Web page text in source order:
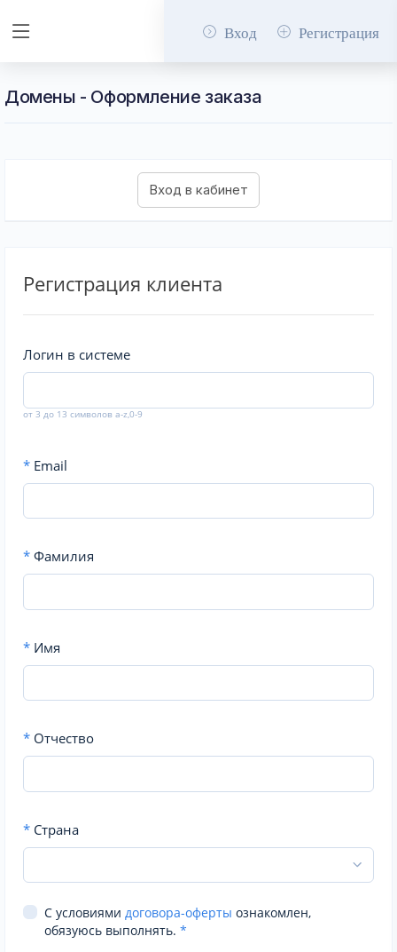
Вход Регистрация
Домены - Оформление заказа
Регистрация клиента
Логин в системе
от 3 до 13 символов a-z,0-9
* Email
* Фамилия
* Имя
* Отчество
* Страна
С условиями договора-оферты ознакомлен,
обязуюсь выполнять. *